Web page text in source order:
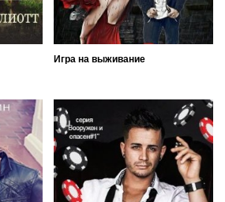
Игра на выживание